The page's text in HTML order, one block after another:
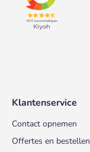
Klantenservice
Contact opnemen
Offertes en bestellen